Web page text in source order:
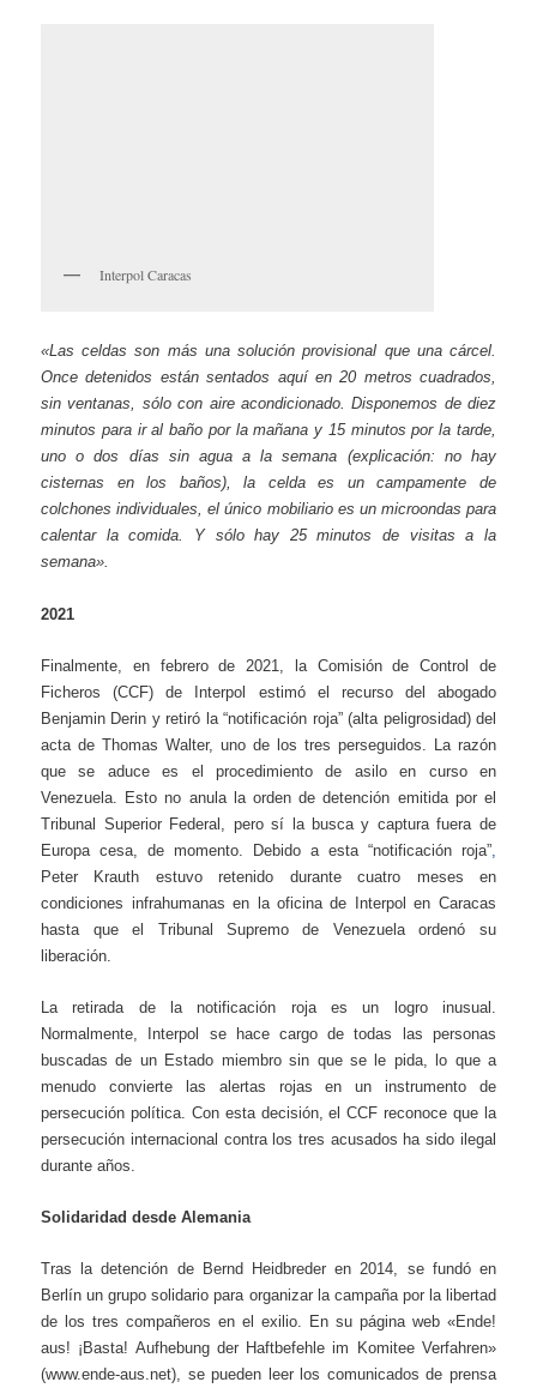
Interpol Caracas
«Las celdas son más una solución provisional que una cárcel.
Once detenidos están sentados aquí en 20 metros cuadrados,
sin ventanas, sólo con aire acondicionado. Disponemos de diez
minutos para ir al baño por la mañana y 15 minutos por la tarde,
uno o dos días sin agua a la semana (explicación: no hay
cisternas en los baños), la celda es un campamente de
colchones individuales, el único mobiliario es un microondas para
calentar la comida. Y sólo hay 25 minutos de visitas a la
semana».
2021
Finalmente, en febrero de 2021, la Comisión de Control de
Ficheros (CCF) de Interpol estimó el recurso del abogado
Benjamin Derin y retiró la “notificación roja” (alta peligrosidad) del
acta de Thomas Walter, uno de los tres perseguidos. La razón
que se aduce es el procedimiento de asilo en curso en
Venezuela. Esto no anula la orden de detención emitida por el
Tribunal Superior Federal, pero sí la busca y captura fuera de
Europa cesa, de momento. Debido a esta “notificación roja”,
Peter Krauth estuvo retenido durante cuatro meses en
condiciones infrahumanas en la oficina de Interpol en Caracas
hasta que el Tribunal Supremo de Venezuela ordenó su
liberación.
La retirada de la notificación roja es un logro inusual.
Normalmente, Interpol se hace cargo de todas las personas
buscadas de un Estado miembro sin que se le pida, lo que a
menudo convierte las alertas rojas en un instrumento de
persecución política. Con esta decisión, el CCF reconoce que la
persecución internacional contra los tres acusados ha sido ilegal
durante años.
Solidaridad desde Alemania
Tras la detención de Bernd Heidbreder en 2014, se fundó en
Berlín un grupo solidario para organizar la campaña por la libertad
de los tres compañeros en el exilio. En su página web «Ende!
aus! ¡Basta! Aufhebung der Haftbefehle im Komitee Verfahren»
(www.ende-aus.net), se pueden leer los comunicados de prensa